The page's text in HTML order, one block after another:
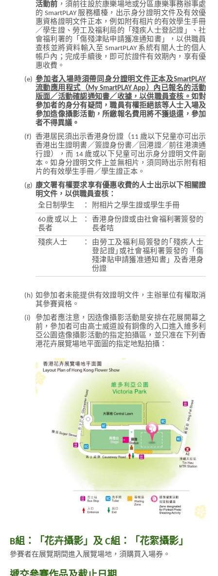
活動前 ，須前往設於康樂場地或分區康樂事務辦事處
的 SmartPLAY 服務櫃檯，出示身分證明文件及有效優
惠資格證明文件正本，例如附有相片的有效學生手冊
／學生證、勞工及福利局的「殘疾人士登記證」、社
會福利署的「傷殘津貼申請獲准通知書」，以供職員
查核並將資料輸入至 SmartPLAY 系統有關人士的個人
帳戶內；完成手續後，即可於證件有效期內，享有優
惠收費。
(e) 參加者入場時須帶同身分證明文件正本及SmartPLAY
流動應用程式（My SmartPLAY App）內已報名的活動
版面／活動確認通知書／收據，以供職員查核。 如對
參加者的身分有疑問，職員有權拒絕該等人士入場及
參加造像攝影活動，所繳報名費用將不獲退還，參加
者不得異議。
(f) 香港居民須出示香港身份證（11 歲以下兒童亦可出示
香港出生證明書／簽證身份書／回港證／前往港澳通
行證），而 14 歲或以下兒童可出示身分證明文件副
本。如身分證明文件上並無相片，須同時出示附有相
片的有效學生手冊／學生證正本。
(g) 康文署有權要求享有優惠收費的人士出示以下相關證
明文件，以供職員查核：
全日制學生
：
附相片之學生證或學生手冊
60歲或以上
長者
：
香港身份證或由社會福利署簽發的
長者咭
殘疾人士
：
由勞工及福利局簽發的｢殘疾人士
登記證｣或社會福利署簽發的「傷
殘津貼申請獲准通知書」及香港身
份證
(h) 如參加者未能提供有效證明文件，主辦單位有權取消
其參賽資格。
(i)
參加者應注意，因造像攝影活動是安排在花展開幕之
前，參加者可由高士威道設有銅像的入口進入維多利
亞公園造像攝影活動的指定拍攝區，並只准在下列香
港花卉展覽場地平面圖的指定地點拍攝：
B組：「花卉攝影」及 C組：「花絮攝影」
參賽者在展覽期間進入展覽場地，須購買入場券。